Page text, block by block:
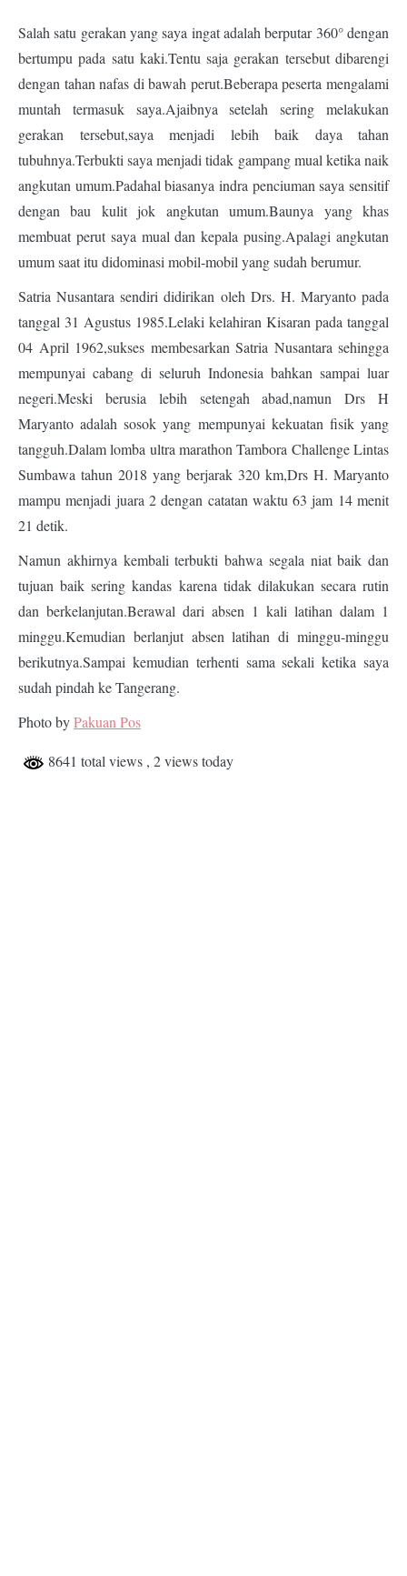
Salah satu gerakan yang saya ingat adalah berputar 360° dengan
bertumpu pada satu kaki.Tentu saja gerakan tersebut dibarengi
dengan tahan nafas di bawah perut.Beberapa peserta mengalami
muntah termasuk saya.Ajaibnya setelah sering melakukan
gerakan tersebut,saya menjadi lebih baik daya tahan
tubuhnya.Terbukti saya menjadi tidak gampang mual ketika naik
angkutan umum.Padahal biasanya indra penciuman saya sensitif
dengan bau kulit jok angkutan umum.Baunya yang khas
membuat perut saya mual dan kepala pusing.Apalagi angkutan
umum saat itu didominasi mobil-mobil yang sudah berumur.
Satria Nusantara sendiri didirikan oleh Drs. H. Maryanto pada
tanggal 31 Agustus 1985.Lelaki kelahiran Kisaran pada tanggal
04 April 1962,sukses membesarkan Satria Nusantara sehingga
mempunyai cabang di seluruh Indonesia bahkan sampai luar
negeri.Meski berusia lebih setengah abad,namun Drs H
Maryanto adalah sosok yang mempunyai kekuatan fisik yang
tangguh.Dalam lomba ultra marathon Tambora Challenge Lintas
Sumbawa tahun 2018 yang berjarak 320 km,Drs H. Maryanto
mampu menjadi juara 2 dengan catatan waktu 63 jam 14 menit
21 detik.
Namun akhirnya kembali terbukti bahwa segala niat baik dan
tujuan baik sering kandas karena tidak dilakukan secara rutin
dan berkelanjutan.Berawal dari absen 1 kali latihan dalam 1
minggu.Kemudian berlanjut absen latihan di minggu-minggu
berikutnya.Sampai kemudian terhenti sama sekali ketika saya
sudah pindah ke Tangerang.
Photo byPakuan Pos
8641 total views , 2 views today